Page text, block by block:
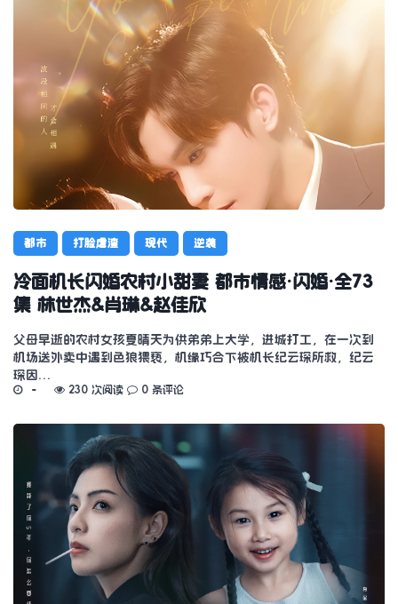
都市 打脸虐渣 现代 逆袭
冷面机长闪婚农村小甜妻 都市情感·闪婚·全73
集 林世杰&肖琳&赵佳欣
父母早逝的农村女孩夏晴天为供弟弟上大学，进城打工，在一次到
机场送外卖中遇到色狼猥亵，机缘巧合下被机长纪云琛所救，纪云
琛因…
230 次阅读 0 条评论